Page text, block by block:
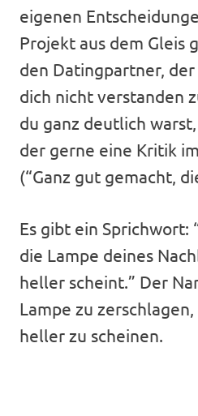
eigenen
Projekt aus dem Gleis
den Datingpartner,
dich nicht verstanden
du ganz deutlich
der gerne eine Kritik
(“Ganz gut gemacht,
Es gibt ein Sprichwort:
die Lampe deines
heller scheint.” Der
Lampe zu
heller zu scheinen.